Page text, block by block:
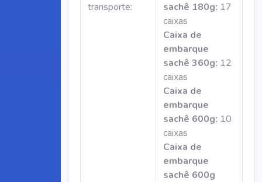
transporte:
sachê 180g: 17
caixas
Caixa de
embarque
sachê 360g: 12
caixas
Caixa de
embarque
sachê 600g: 10
caixas
Caixa de
embarque
sachê 600g